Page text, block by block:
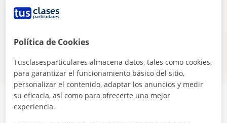
Eliminar filtros
Estos profesores de online pueden
interesarte
Política de Cookies
Tusclasesparticulares almacena datos, tales como cookies,
para garantizar el funcionamiento básico del sitio,
personalizar el contenido, adaptar los anuncios y medir
su eficacia, así como para ofrecerte una mejor
experiencia.